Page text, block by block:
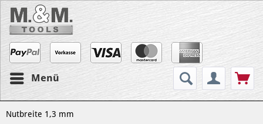
Menü
Nutbreite 1,3 mm